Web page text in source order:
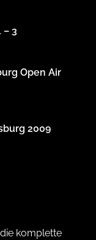
– 3
Open Air
2009
komplette